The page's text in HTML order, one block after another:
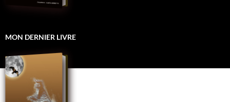
MON DERNIER LIVRE